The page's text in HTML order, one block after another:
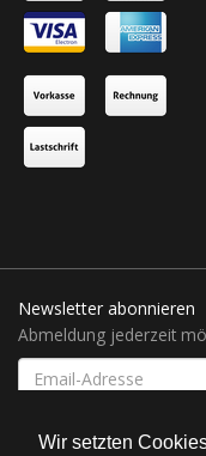
Wir setzten
Newsletter abonnieren
Abmeldung jederzeit
EMAIL-
ADRESSE